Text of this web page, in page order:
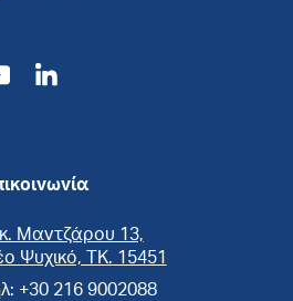
Μαντζάρου 13,
Ψυχικό, ΤΚ. 15451
+30 216 9002088